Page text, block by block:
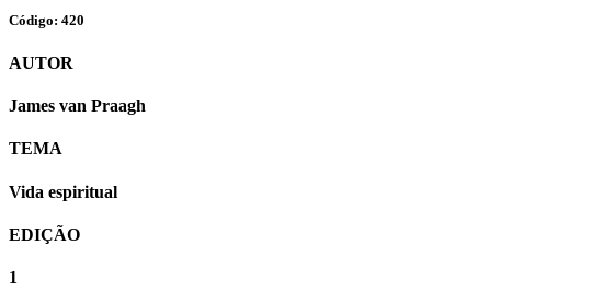
Código: 420
AUTOR
James van Praagh
TEMA
Vida espiritual
EDIÇÃO
1